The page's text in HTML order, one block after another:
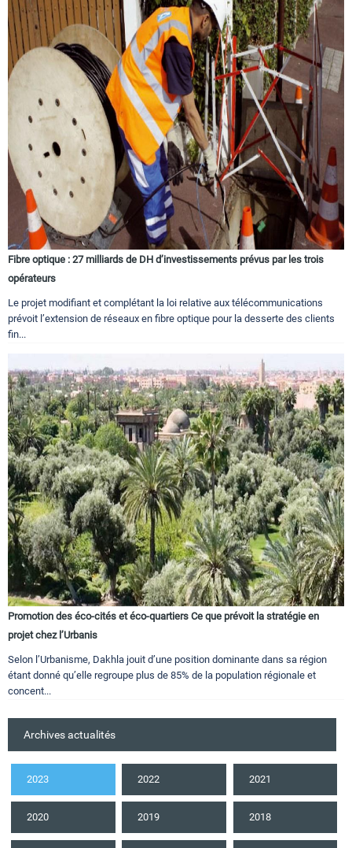
Fibre optique : 27 milliards de DH d’investissements prévus par les trois
opérateurs
Le projet modifiant et complétant la loi relative aux télécommunications
prévoit l’extension de réseaux en fibre optique pour la desserte des clients
fin...
Promotion des éco-cités et éco-quartiers Ce que prévoit la stratégie en
projet chez l’Urbanis
Selon l’Urbanisme, Dakhla jouit d’une position dominante dans sa région
étant donné qu’elle regroupe plus de 85% de la population régionale et
concent...
Archives actualités
2023 2022 2021
2020 2019 2018